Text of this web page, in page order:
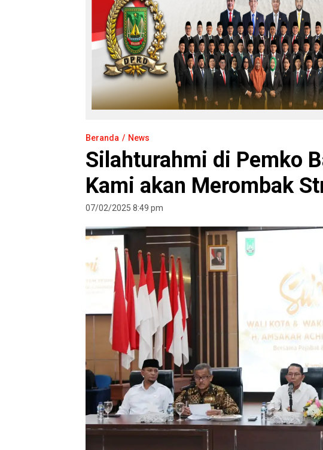
Beranda News
Silahturahmi di Pemko
Kami akan Merombak
07/02/2025 8:49 pm